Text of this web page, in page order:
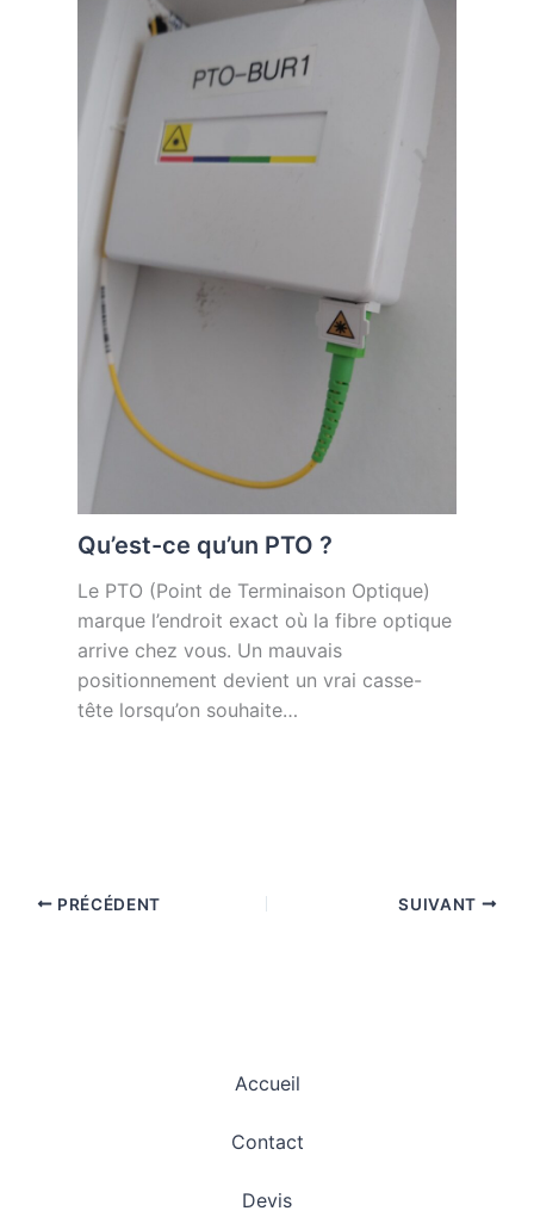
Qu’est-ce qu’un PTO ?
Le PTO (Point de Terminaison Optique)
marque l’endroit exact où la fibre optique
arrive chez vous. Un mauvais
positionnement devient un vrai casse-
tête lorsqu’on souhaite…
PRÉCÉDENT SUIVANT
Accueil
Contact
Devis